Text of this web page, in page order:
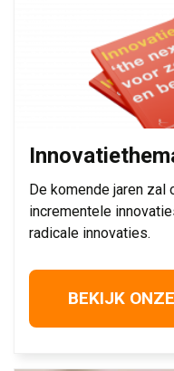
De komende jaren zal
incrementele
radicale innovaties.
BEKIJK